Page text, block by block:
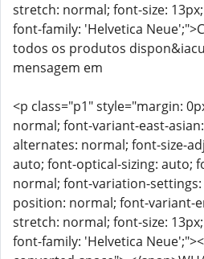
stretch: normal; font-size:
font-family: 'Helvetica
todos os produtos
mensagem em
<p class="p1" style="margin:
normal; font-variant-east-
alternates: normal; font-size-
auto; font-optical-sizing: auto;
normal; font-variation-
position: normal; font-variant-
stretch: normal; font-size:
font-family: 'Helvetica